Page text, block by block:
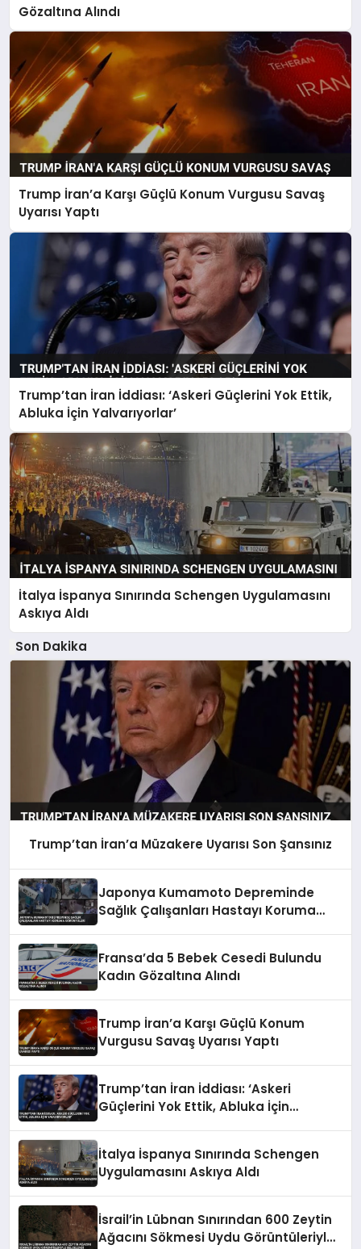
Gözaltına Alındı
Trump İran’a Karşı Güçlü Konum Vurgusu Savaş
Uyarısı Yaptı
Trump’tan İran İddiası: ‘Askeri Güçlerini Yok Ettik,
Abluka İçin Yalvarıyorlar’
İtalya İspanya Sınırında Schengen Uygulamasını
Askıya Aldı
Son Dakika
Trump’tan İran’a Müzakere Uyarısı Son Şansınız
Japonya Kumamoto Depreminde
Sağlık Çalışanları Hastayı Koruma
Fransa’da 5 Bebek Cesedi Bulundu
Kadın Gözaltına Alındı
Trump İran’a Karşı Güçlü Konum
Vurgusu Savaş Uyarısı Yaptı
Trump’tan İran İddiası: ‘Askeri
Güçlerini Yok Ettik, Abluka İçin
İtalya İspanya Sınırında Schengen
Uygulamasını Askıya Aldı
İsrail’in Lübnan Sınırından 600 Zeytin
Ağacını Sökmesi Uydu Görüntüleriyle